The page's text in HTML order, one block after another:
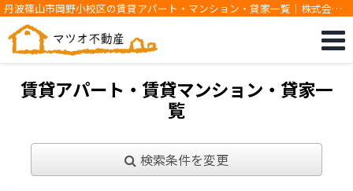
丹波篠山市岡野小校区の賃貸アパート・マンション・貸家一覧｜株式会社
マツオ不動産
賃貸アパート・賃貸マンション・貸家一
覧
検索条件を変更